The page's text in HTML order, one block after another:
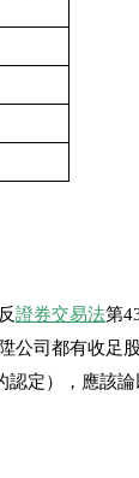
證券交易法第
公司都有收足
認定），應該論